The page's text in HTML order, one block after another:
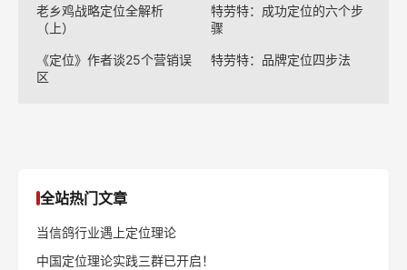
老乡鸡战略定位全解析
（上）
特劳特：成功定位的六个步
骤
《定位》作者谈25个营销误
区
特劳特：品牌定位四步法
全站热门文章
当信鸽行业遇上定位理论
中国定位理论实践三群已开启！